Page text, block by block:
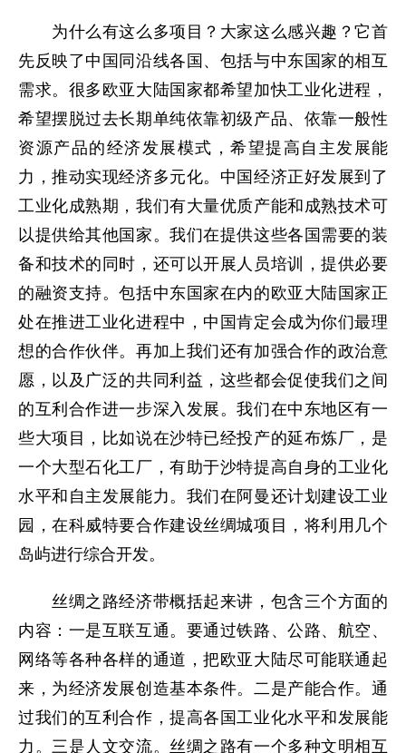
为什么有这么多项目？大家这么感兴趣？它首
先反映了中国同沿线各国、包括与中东国家的相互
需求。很多欧亚大陆国家都希望加快工业化进程，
希望摆脱过去长期单纯依靠初级产品、依靠一般性
资源产品的经济发展模式，希望提高自主发展能
力，推动实现经济多元化。中国经济正好发展到了
工业化成熟期，我们有大量优质产能和成熟技术可
以提供给其他国家。我们在提供这些各国需要的装
备和技术的同时，还可以开展人员培训，提供必要
的融资支持。包括中东国家在内的欧亚大陆国家正
处在推进工业化进程中，中国肯定会成为你们最理
想的合作伙伴。再加上我们还有加强合作的政治意
愿，以及广泛的共同利益，这些都会促使我们之间
的互利合作进一步深入发展。我们在中东地区有一
些大项目，比如说在沙特已经投产的延布炼厂，是
一个大型石化工厂，有助于沙特提高自身的工业化
水平和自主发展能力。我们在阿曼还计划建设工业
园，在科威特要合作建设丝绸城项目，将利用几个
岛屿进行综合开发。
丝绸之路经济带概括起来讲，包含三个方面的
内容：一是互联互通。要通过铁路、公路、航空、
网络等各种各样的通道，把欧亚大陆尽可能联通起
来，为经济发展创造基本条件。二是产能合作。通
过我们的互利合作，提高各国工业化水平和发展能
力。三是人文交流。丝绸之路有一个多种文明相互